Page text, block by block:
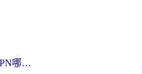
MalusVPN好用吗？和uuVPN哪个好？海外党无缝访问国内资源的真实对比与选择指南